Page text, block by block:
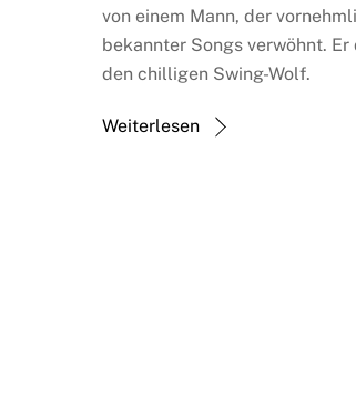
von einem Mann, der
bekannter Songs verwöhnt.
den chilligen Swing-Wolf.
Weiterlesen